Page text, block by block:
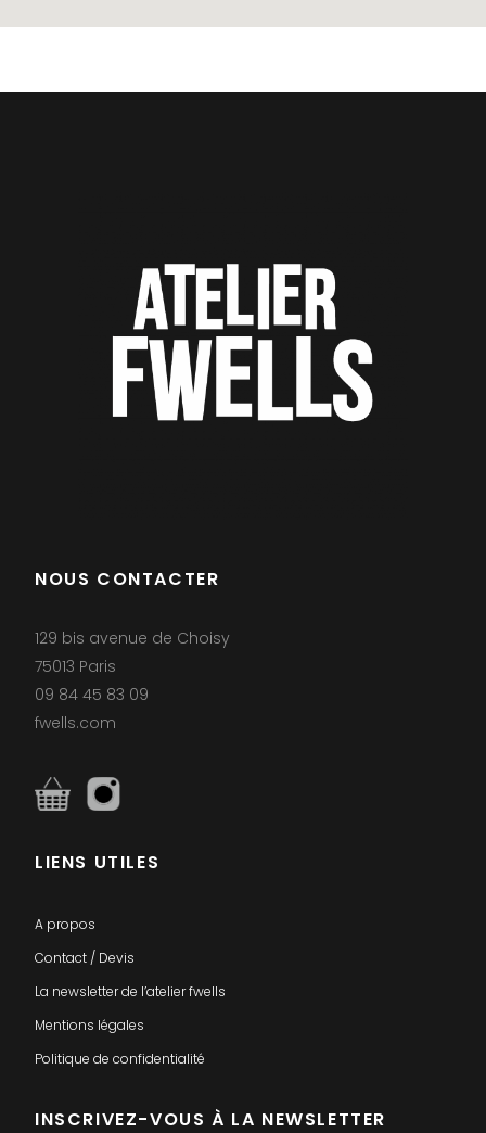
NOUS CONTACTER
129 bis avenue de Choisy
75013 Paris
09 84 45 83 09
fwells.com
LIENS UTILES
A propos
Contact / Devis
La newsletter de l’atelier fwells
Mentions légales
Politique de confidentialité
INSCRIVEZ-VOUS À LA NEWSLETTER